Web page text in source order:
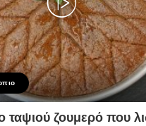
ζουμερό που